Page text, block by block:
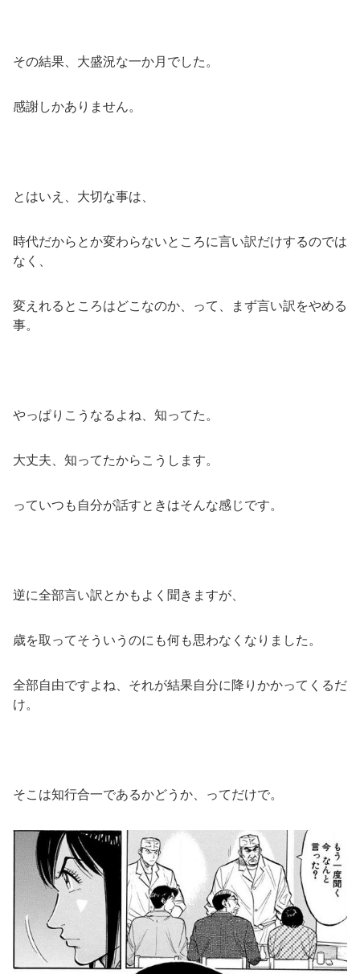
その結果、大盛況な一か月でした。
感謝しかありません。
とはいえ、大切な事は、
時代だからとか変わらないところに言い訳だけするのでは
なく、
変えれるところはどこなのか、って、まず言い訳をやめる
事。
やっぱりこうなるよね、知ってた。
大丈夫、知ってたからこうします。
っていつも自分が話すときはそんな感じです。
逆に全部言い訳とかもよく聞きますが、
歳を取ってそういうのにも何も思わなくなりました。
全部自由ですよね、それが結果自分に降りかかってくるだ
け。
そこは知行合一であるかどうか、ってだけで。